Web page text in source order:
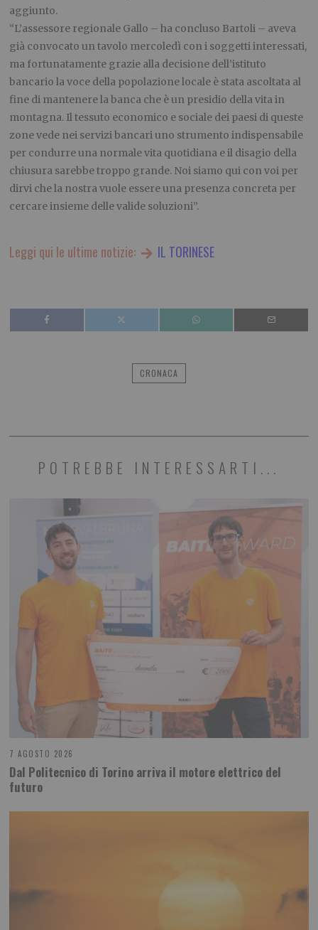
aggiunto.
“L’assessore regionale Gallo – ha concluso Bartoli – aveva
già convocato un tavolo mercoledì con i soggetti interessati,
ma fortunatamente grazie alla decisione dell’istituto
bancario la voce della popolazione locale è stata ascoltata al
fine di mantenere la banca che è un presidio della vita in
montagna. Il tessuto economico e sociale dei paesi di queste
zone vede nei servizi bancari uno strumento indispensabile
per condurre una normale vita quotidiana e il disagio della
chiusura sarebbe troppo grande. Noi siamo qui con voi per
dirvi che la nostra vuole essere una presenza concreta per
cercare insieme delle valide soluzioni”.
Leggi qui le ultime notizie: IL TORINESE
CRONACA
POTREBBE INTERESSARTI...
7 AGOSTO 2026
Dal Politecnico di Torino arriva il motore elettrico del
futuro